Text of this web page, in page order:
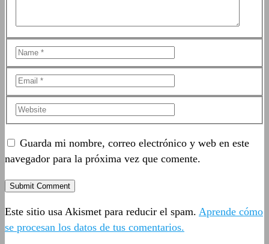
Guarda mi nombre, correo electrónico y web en este
navegador para la próxima vez que comente.
Este sitio usa Akismet para reducir el spam. Aprende cómo
se procesan los datos de tus comentarios.